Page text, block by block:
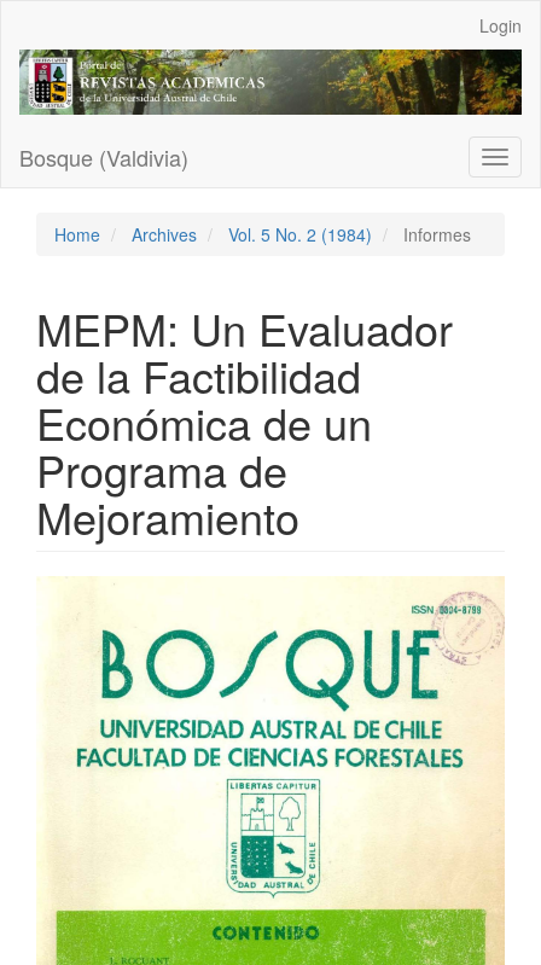
Main
Content
Sidebar
Login
Bosque (Valdivia)
Home Archives Vol. 5 No. 2 (1984) Informes
MEPM: Un Evaluador
de la Factibilidad
Económica de un
Programa de
Mejoramiento
Article
Sidebar